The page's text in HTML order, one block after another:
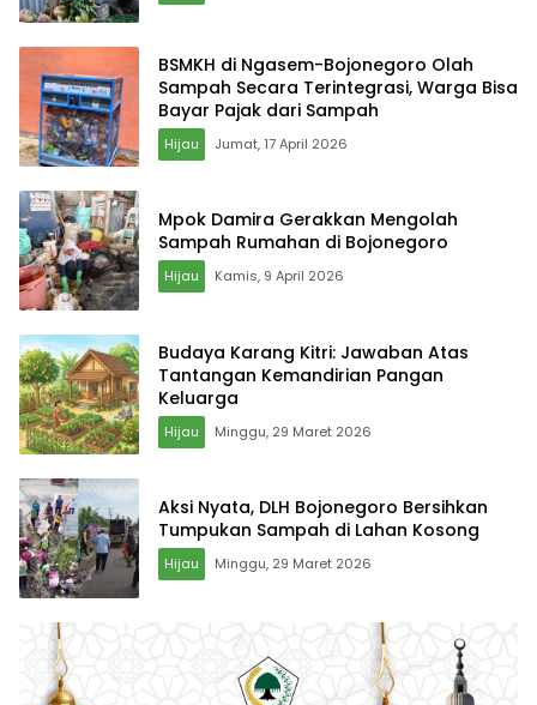
BSMKH di Ngasem-Bojonegoro Olah
Sampah Secara Terintegrasi, Warga Bisa
Bayar Pajak dari Sampah
Hijau Jumat, 17 April 2026
Mpok Damira Gerakkan Mengolah
Sampah Rumahan di Bojonegoro
Hijau Kamis, 9 April 2026
Budaya Karang Kitri: Jawaban Atas
Tantangan Kemandirian Pangan
Keluarga
Hijau Minggu, 29 Maret 2026
Aksi Nyata, DLH Bojonegoro Bersihkan
Tumpukan Sampah di Lahan Kosong
Hijau Minggu, 29 Maret 2026